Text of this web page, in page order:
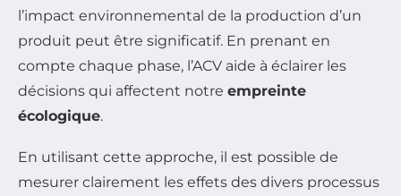
l’impact environnemental de la production d’un
produit peut être significatif. En prenant en
compte chaque phase, l’ACV aide à éclairer les
décisions qui affectent notre empreinte
écologique.
En utilisant cette approche, il est possible de
mesurer clairement les effets des divers processus